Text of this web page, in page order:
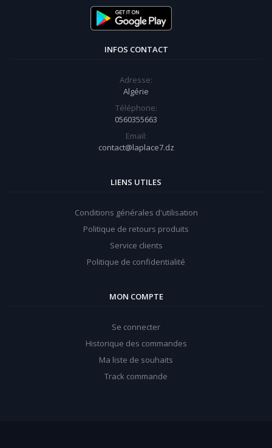
INFOS CONTACT
Adresse:
Algérie
Téléphone:
0560355663
Email:
contact@laplace7.dz
LIENS UTILES
Conditions générales d'utilisation
Politique de retours produits
Service clients
Politique de confidentialité
MON COMPTE
Se connecter
Historique des commandes
Ma liste de souhaits
Track commande